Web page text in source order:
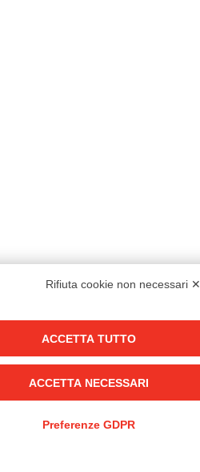
Rifiuta cookie non necessari ✕
ACCETTA TUTTO
ACCETTA NECESSARI
Preferenze GDPR